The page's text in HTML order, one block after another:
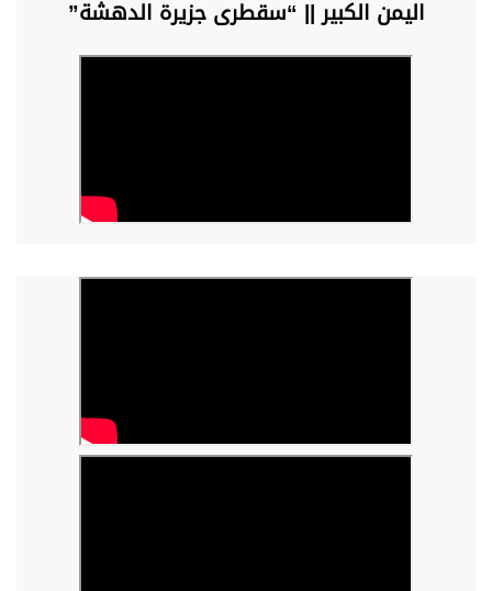
اليمن الكبير || “سقطرى جزيرة الدهشة”